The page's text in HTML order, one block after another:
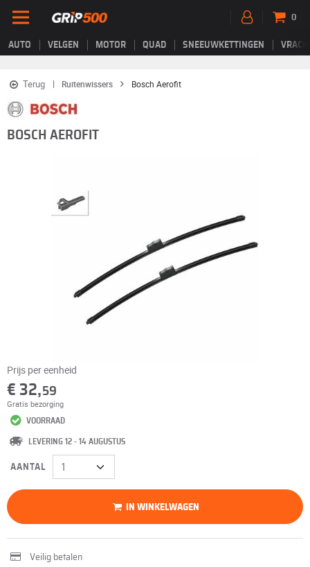
AUTO VELGEN MOTOR QUAD SNEEUWKETTINGEN
0
Terug Ruitenwissers Bosch Aerofit
BOSCH AEROFIT
Prijs per eenheid
€ 32,59
Gratis bezorging
VOORRAAD
LEVERING 12 - 14 AUGUSTUS
AANTAL
IN WINKELWAGEN
Veilig betalen